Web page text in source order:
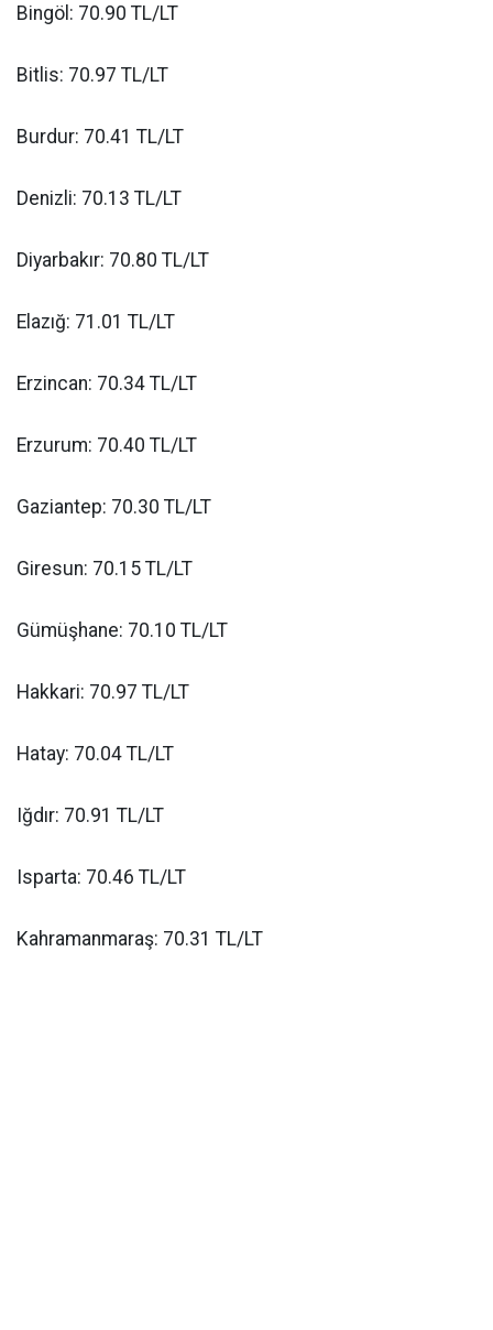
Bingöl: 70.90 TL/LT
Bitlis: 70.97 TL/LT
Burdur: 70.41 TL/LT
Denizli: 70.13 TL/LT
Diyarbakır: 70.80 TL/LT
Elazığ: 71.01 TL/LT
Erzincan: 70.34 TL/LT
Erzurum: 70.40 TL/LT
Gaziantep: 70.30 TL/LT
Giresun: 70.15 TL/LT
Gümüşhane: 70.10 TL/LT
Hakkari: 70.97 TL/LT
Hatay: 70.04 TL/LT
Iğdır: 70.91 TL/LT
Isparta: 70.46 TL/LT
Kahramanmaraş: 70.31 TL/LT